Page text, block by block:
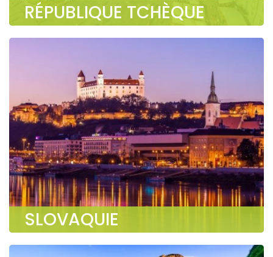
RÉPUBLIQUE TCHÈQUE
SLOVAQUIE